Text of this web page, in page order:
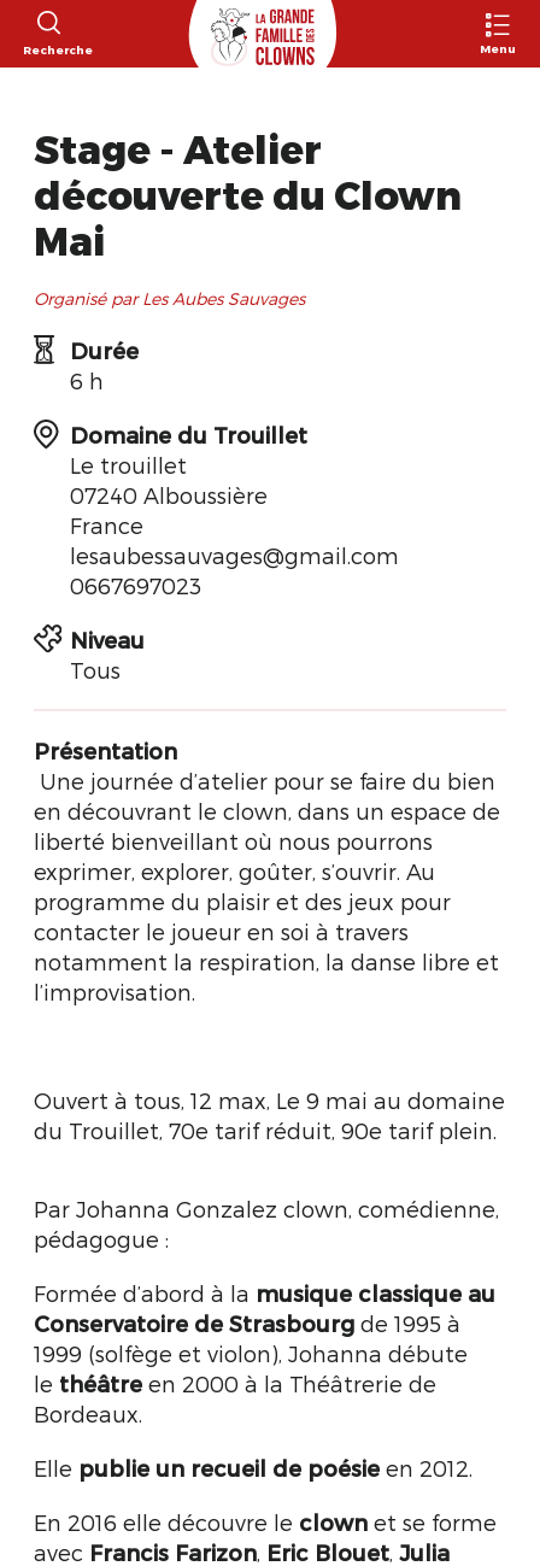
Recherche Menu
Stage - Atelier
découverte du Clown
Mai
Organisé par Les Aubes Sauvages
Durée
6 h
Domaine du Trouillet
Le trouillet
07240 Alboussière
France
lesaubessauvages@gmail.com
0667697023
Niveau
Tous
Présentation
Une journée d’atelier pour se faire du bien
en découvrant le clown, dans un espace de
liberté bienveillant où nous pourrons
exprimer, explorer, goûter, s’ouvrir. Au
programme du plaisir et des jeux pour
contacter le joueur en soi à travers
notamment la respiration, la danse libre et
l’improvisation.
Ouvert à tous, 12 max, Le 9 mai au domaine
du Trouillet, 70e tarif réduit, 90e tarif plein.
Par Johanna Gonzalez clown, comédienne,
pédagogue :
Formée d’abord à la musique classique au
Conservatoire de Strasbourg de 1995 à
1999 (solfège et violon), Johanna débute
le théâtre en 2000 à la Théâtrerie de
Bordeaux.
Elle publie un recueil de poésie en 2012.
En 2016 elle découvre le clown et se forme
avec Francis Farizon Eric Blouet Julia